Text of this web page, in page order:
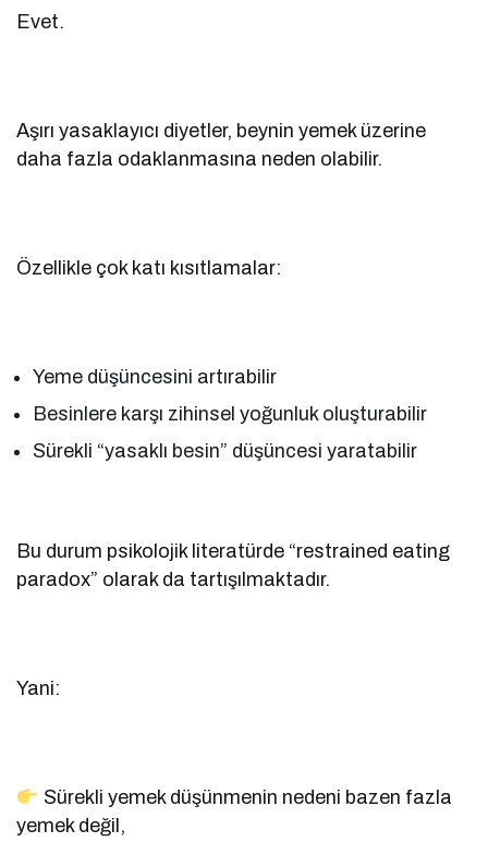
Evet.
Aşırı yasaklayıcı diyetler, beynin yemek üzerine
daha fazla odaklanmasına neden olabilir.
Özellikle çok katı kısıtlamalar:
Yeme düşüncesini artırabilir
Besinlere karşı zihinsel yoğunluk oluşturabilir
Sürekli “yasaklı besin” düşüncesi yaratabilir
Bu durum psikolojik literatürde “restrained eating
paradox” olarak da tartışılmaktadır.
Yani:
Sürekli yemek düşünmenin nedeni bazen fazla
yemek değil,